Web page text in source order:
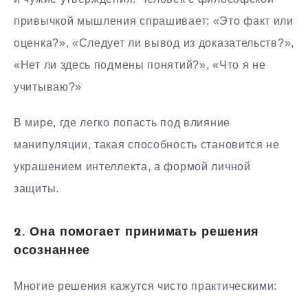
привычкой мышления спрашивает: «Это факт или
оценка?», «Следует ли вывод из доказательств?»,
«Нет ли здесь подмены понятий?», «Что я не
учитываю?»
В мире, где легко попасть под влияние
манипуляции, такая способность становится не
украшением интеллекта, а формой личной
защиты.
2. Она помогает принимать решения
осознаннее
Многие решения кажутся чисто практическими: